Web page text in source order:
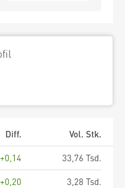
Diff.
Vol. Stk.
+0,14
33,76 Tsd.
+0,20
3,28 Tsd.